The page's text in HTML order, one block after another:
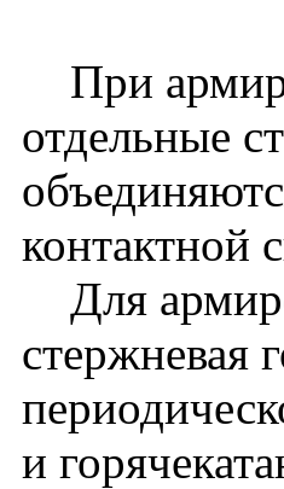
При
отдельные
контактной
Для
стержневая
и